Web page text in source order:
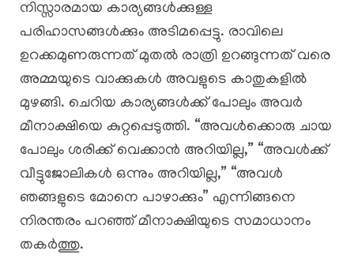
നിസ്സാരമായ കാര്യങ്ങൾക്കുള്ള
പരിഹാസങ്ങൾക്കും അടിമപ്പെട്ടു. രാവിലെ
ഉറക്കമുണരുന്നത് മുതൽ രാത്രി ഉറങ്ങുന്നത് വരെ
അമ്മയുടെ വാക്കുകൾ അവളുടെ കാതുകളിൽ
മുഴങ്ങി. ചെറിയ കാര്യങ്ങൾക്ക് പോലും അവർ
മീനാക്ഷിയെ കുറ്റപ്പെടുത്തി. “അവൾക്കൊരു ചായ
പോലും ശരിക്ക് വെക്കാൻ അറിയില്ല,” “അവൾക്ക്
വീട്ടുജോലികൾ ഒന്നും അറിയില്ല,” “അവൾ
ഞങ്ങളുടെ മോനെ പാഴാക്കും” എന്നിങ്ങനെ
നിരന്തരം പറഞ്ഞ് മീനാക്ഷിയുടെ സമാധാനം
തകർത്തു.